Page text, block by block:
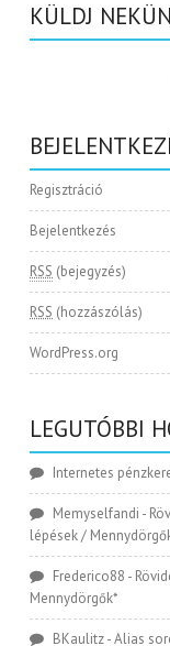
KÜLDJ
Regisztráció
Bejelentkezés
RSS (bejegyzés)
RSS (hozzászólás)
WordPress.org
LEGUTÓBBI
Internetes
Memyselfandi -
lépések /
Frederico88 -
Mennydörgők*
BKaulitz-Alias